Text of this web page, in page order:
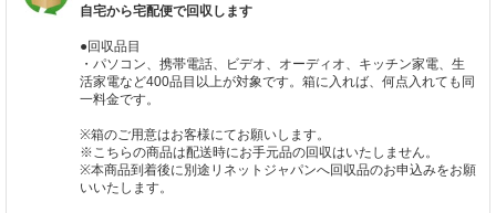
自宅から宅配便で回収します
●回収品目
・パソコン、携帯電話、ビデオ、オーディオ、キッチン家電、生
活家電など400品目以上が対象です。箱に入れば、何点入れても同
一料金です。
※箱のご用意はお客様にてお願いします。
※こちらの商品は配送時にお手元品の回収はいたしません。
※本商品到着後に別途リネットジャパンへ回収品のお申込みをお願
いいたします。